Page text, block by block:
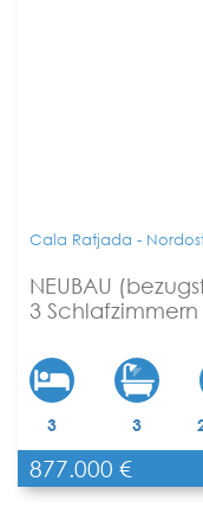
Cala Ratjada -
NEUBAU
3
3 3
877.000 €
Teilen
[shariff
Privatpool"
url="https://